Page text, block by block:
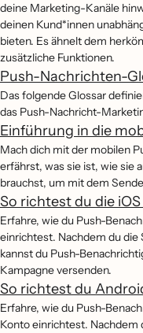
deine Marketing-Kanäle
deinen Kund*innen
bieten. Es ähnelt dem
zusätzliche Funktionen.
Push-Nachrichten-
Das folgende Glossar
das Push-Nachricht-
Einführung in die
Mach dich mit der mobilen
erfährst, was sie ist, wie sie
brauchst, um mit dem
So richtest du die
Erfahre, wie du Push-
einrichtest. Nachdem du
kannst du Push-
Kampagne versenden.
So richtest du
Erfahre, wie du Push-
Konto einrichtest.